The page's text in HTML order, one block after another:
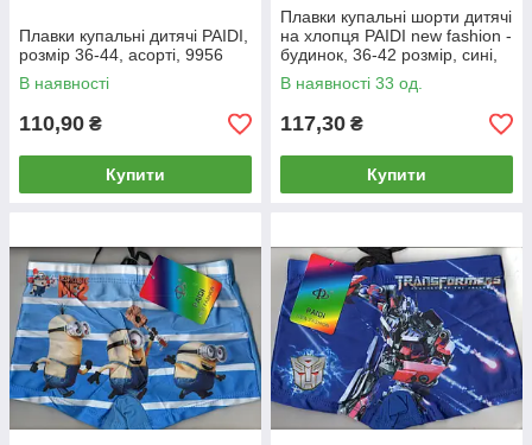
Плавки купальні дитячі PAIDI,
розмір 36-44, асорті, 9956
В наявності
110,90 ₴
Купити
Плавки купальні шорти дитячі
на хлопця PAIDI new fashion -
будинок, 36-42 розмір, сині,
7776
В наявності 33 од.
117,30 ₴
Купити